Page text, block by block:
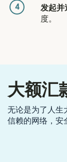
4 发起并
度。
大额汇
无论是为了人生
信赖的网络，安